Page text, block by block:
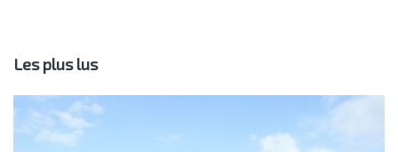
Les plus lus